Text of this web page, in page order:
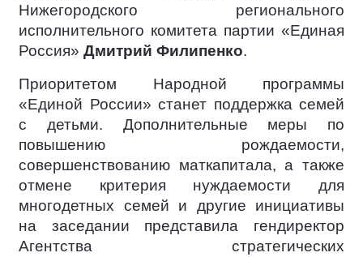
Нижегородского регионального
исполнительного комитета партии «Единая
Россия» Дмитрий Филипенко.
Приоритетом Народной программы
«Единой России» станет поддержка семей
с детьми. Дополнительные меры по
повышению рождаемости,
совершенствованию маткапитала, а также
отмене критерия нуждаемости для
многодетных семей и другие инициативы
на заседании представила гендиректор
Агентства стратегических